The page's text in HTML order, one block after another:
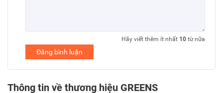
Hãy viết thêm ít nhất 10 từ nữa
Đăng bình luận
Thông tin về thương hiệu GREENS